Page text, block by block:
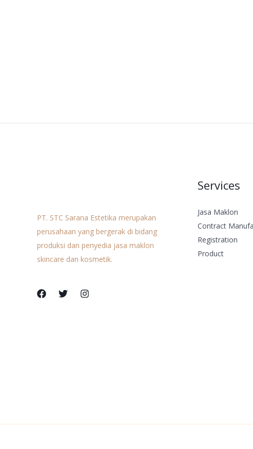
PT. STC Sarana Estetika merupakan
perusahaan yang bergerak di bidang
produksi dan penyedia jasa maklon
skincare dan kosmetik.
Services
Jasa Maklon
Contract
Registration
Product